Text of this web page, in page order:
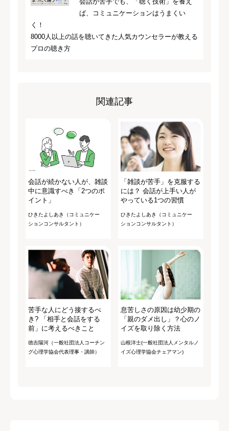
ば、コミュニケーションはうまくい
く！
8000人以上の話を聴いてきた人気カウンセラーが教える
プロの聴き方
関連記事
会話が続かない人が、雑談
中に意識すべき「2つのポ
イント」
ひきたよしあき（コミュニケー
ションコンサルタント）
「雑談が苦手」を克服する
には？ 会話が上手い人が
やっている1つの習慣
ひきたよしあき（コミュニケー
ションコンサルタント）
苦手な人にどう接するべ
き? 「相手と会話をする
前」に考えるべきこと
徳吉陽河（一般社団法人コーチン
グ心理学協会代表理事・講師）
息苦しさの原因は幼少期の
「親のダメ出し」？心のノ
イズを取り除く方法
山根洋士(一般社団法人メンタルノ
イズ心理学協会チェアマン)